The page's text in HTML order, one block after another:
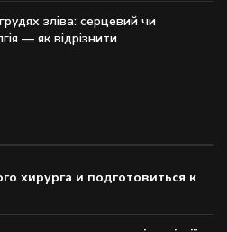
зліва: серцевий чи
— як відрізнити
хирурга и подготовиться к